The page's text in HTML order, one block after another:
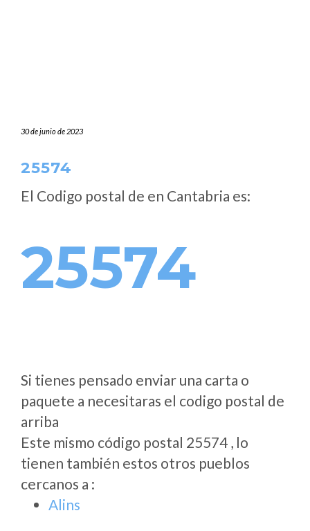
30 de junio de 2023
25574
El Codigo postal de en Cantabria es:
25574
Si tienes pensado enviar una carta o
paquete a necesitaras el codigo postal de
arriba
Este mismo código postal 25574 , lo
tienen también estos otros pueblos
cercanos a :
Alins